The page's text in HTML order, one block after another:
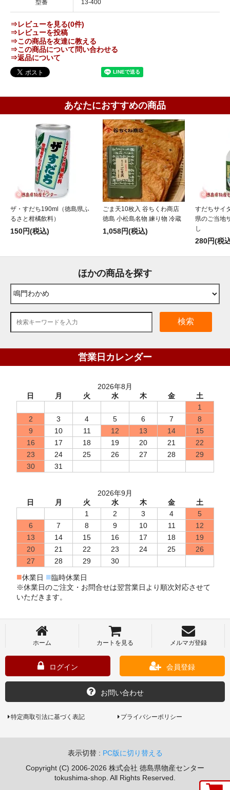
型番 13-400
⇒レビューを見る(0件)
⇒レビューを投稿
⇒この商品を友達に教える
⇒この商品について問い合わせる
⇒返品について
あなたにおすすめの商品
ザ・すだち190ml（徳島県ふ
るさと柑橘飲料）
150円(税込)
ごま天10枚入 谷ちくわ商店
徳島 小松島名物 練り物 冷蔵
1,058円(税込)
すだちサイ
県のご当地
し
280円(税
ほかの商品を探す
検索
営業日カレンダー
2026年8月
日
月 火 水 木 金
土
1
2
3 4 5 6 7
8
9
10 11 12 13 14
15
16
17 18 19 20 21
22
23
24 25 26 27 28
29
30
31
2026年9月
日
月 火 水 木 金
土
1
2 3 4
5
6
7 8 9 10 11
12
13
14 15 16 17 18
19
20
21 22 23 24 25
26
27
28 29 30
■休業日 ■臨時休業日
※休業日のご注文・お問合せは翌営業日より順次対応させて
いただきます。
ホーム カートを見る メルマガ登録
ログイン 会員登録
お問い合わせ
特定商取引法に基づく表記 プライバシーポリシー
表示切替 : PC版に切り替える
Copyright (C) 2006-2026 株式会社 徳島県物産センター
tokushima-shop. All Rights Reserved.